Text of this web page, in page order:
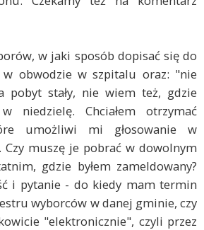
w jaki sposób dopisać się do
obwodzie w szpitalu oraz: "nie
pobyt stały, nie wiem też, gdzie
niedzielę. Chciałem otrzymać
umożliwi mi głosowanie w
muszę je pobrać w dowolnym
gdzie byłem zameldowany?
i pytanie - do kiedy mam termin
wyborców w danej gminie, czy
"elektronicznie", czyli przez